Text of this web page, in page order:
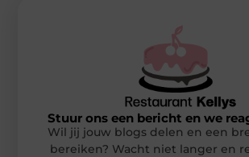
Stuur ons een bericht en we
Wil jij jouw blogs delen en een
bereiken? Wacht niet langer en